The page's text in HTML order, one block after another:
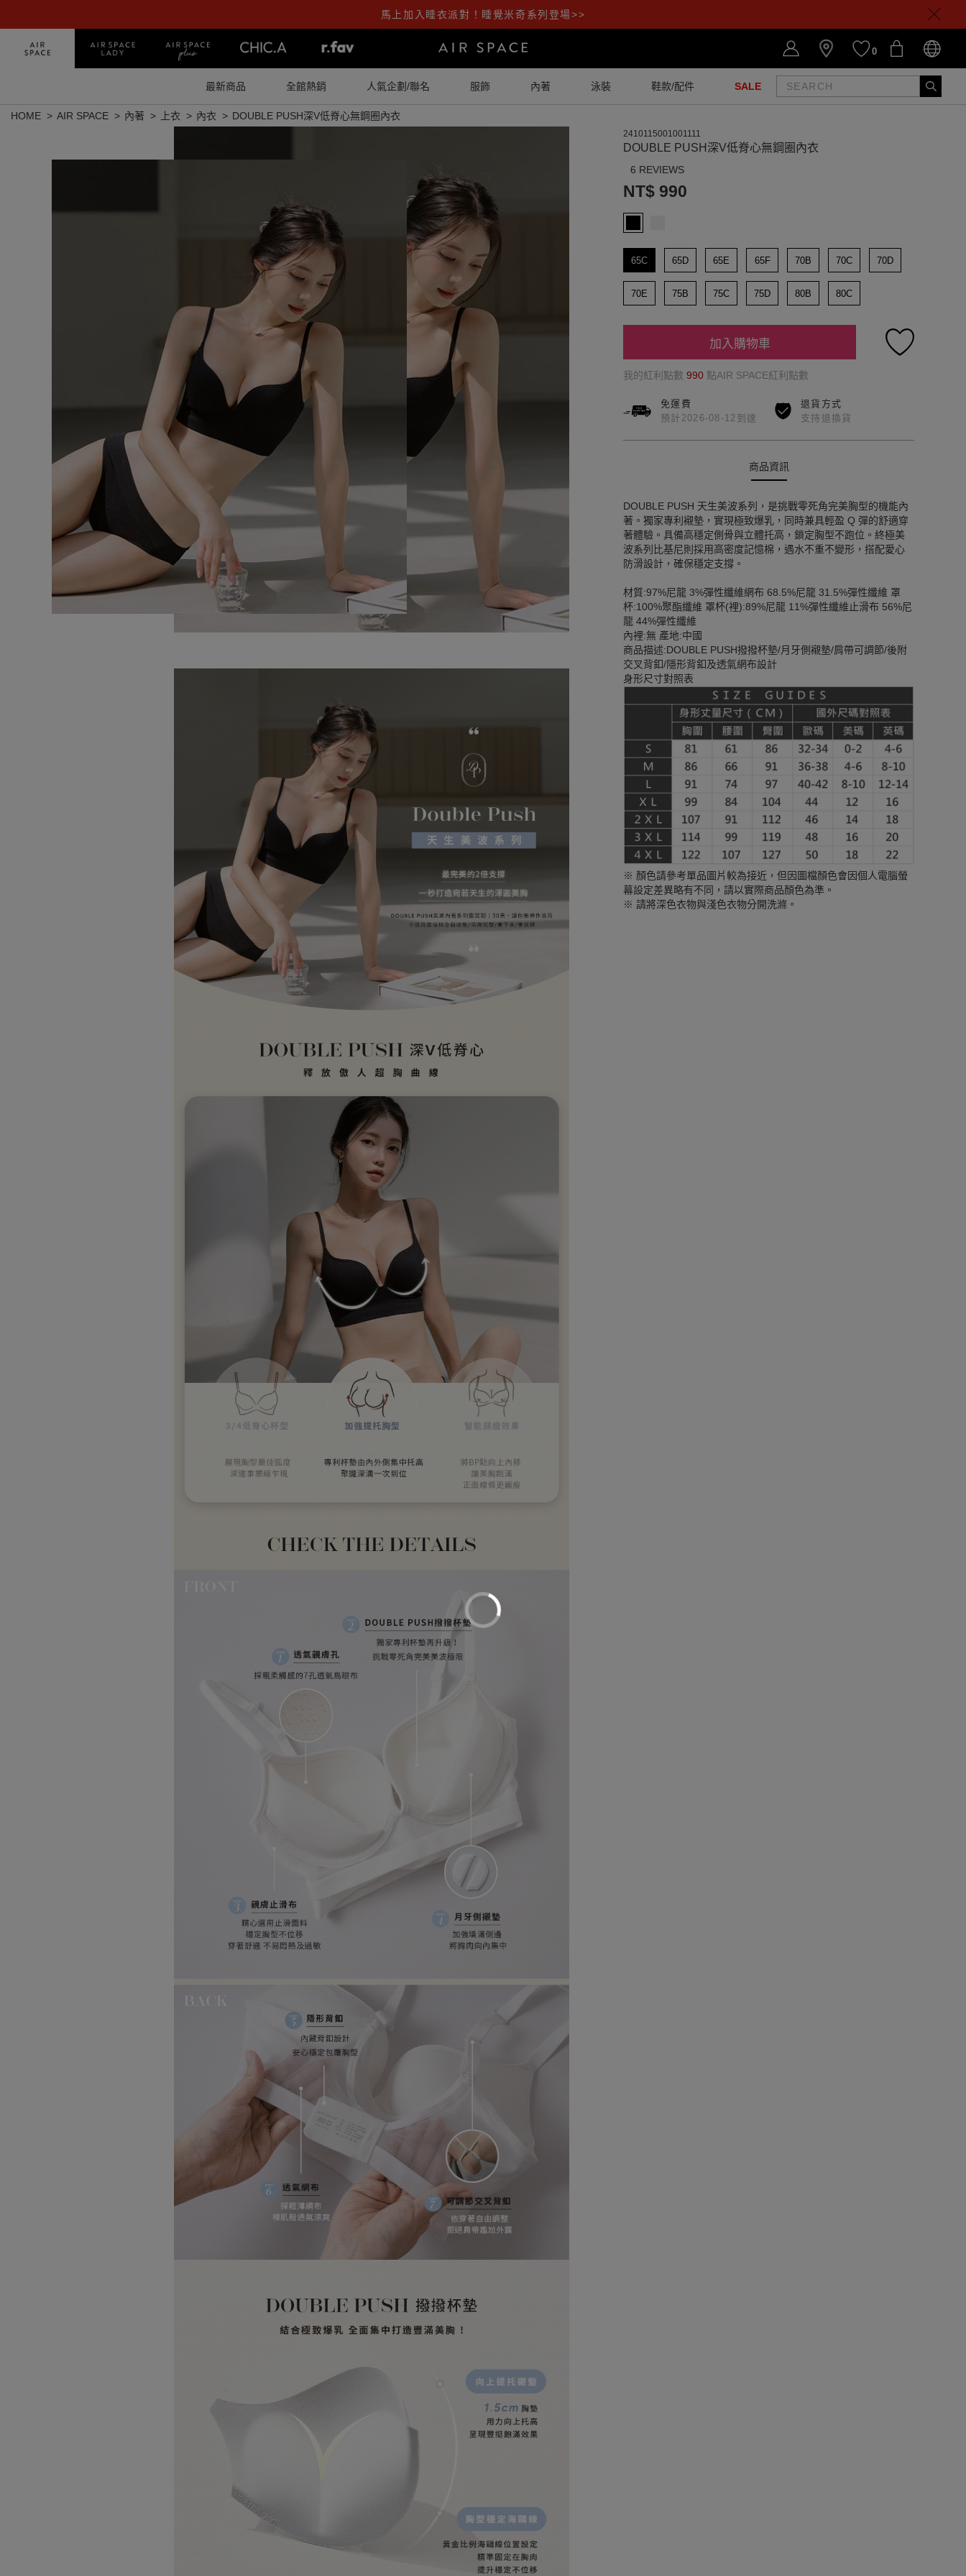
馬上加入睡衣派對！睡覺米奇系列登場>>
0
最新商品 全館熱銷 人氣企劃/聯名 服飾 內著 泳裝 鞋款/配件 SALE
HOME AIR SPACE 內著 上衣 內衣 DOUBLE PUSH深V低脊心無鋼圈內衣
2410115001001111
DOUBLE PUSH深V低脊心無鋼圈內衣
6 REVIEWS
NT$ 990
65C 65D 65E 65F 70B 70C 70D
70E 75B 75C 75D 80B 80C
加入購物車
我的紅利點數 990 點AIR SPACE紅利點數
免運費
預計2026-08-12到達
退貨方式
支持退換貨
商品資訊
DOUBLE PUSH 天生美波系列，是挑戰零死角完美胸型的機能內
著。獨家專利襯墊，實現極致爆乳，同時兼具輕盈 Q 彈的舒適穿
著體驗。具備高穩定側骨與立體托高，鎖定胸型不跑位。終極美
波系列比基尼則採用高密度記憶棉，遇水不重不變形，搭配愛心
防滑設計，確保穩定支撐。
材質:97%尼龍 3%彈性纖維網布 68.5%尼龍 31.5%彈性纖維 罩
杯:100%聚酯纖維 罩杯(裡):89%尼龍 11%彈性纖維止滑布 56%尼
龍 44%彈性纖維
內裡:無 產地:中國
商品描述:DOUBLE PUSH撥撥杯墊/月牙側襯墊/肩帶可調節/後附
交叉背釦/隱形背釦及透氣網布設計
身形尺寸對照表
※ 顏色請參考單品圖片較為接近，但因圖檔顏色會因個人電腦螢
幕設定差異略有不同，請以實際商品顏色為準。
※ 請將深色衣物與淺色衣物分開洗滌。